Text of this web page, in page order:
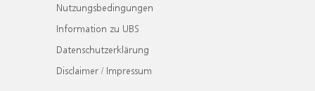
Nutzungsbedingungen
Information zu UBS
Datenschutzerklärung
Disclaimer / Impressum